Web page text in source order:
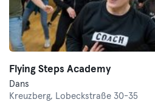
Flying Steps Academy
Dans
Kreuzberg, Lobeckstraße 30-35